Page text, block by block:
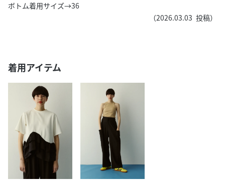
ボトム着用サイズ→36
（2026.03.03 投稿）
着用アイテム